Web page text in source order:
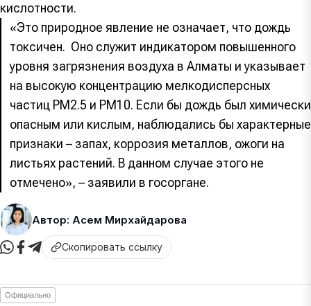
кислотности.
«Это природное явление не означает, что дождь
токсичен. Оно служит индикатором повышенного
уровня загрязнения воздуха в Алматы и указывает
на высокую концентрацию мелкодисперсных
частиц PM2.5 и PM10. Если бы дождь был химически
опасным или кислым, наблюдались бы характерные
признаки – запах, коррозия металлов, ожоги на
листьях растений. В данном случае этого не
отмечено», – заявили в госоргане.
Автор: Асем Мирхайдарова
Скопировать ссылку
Официально